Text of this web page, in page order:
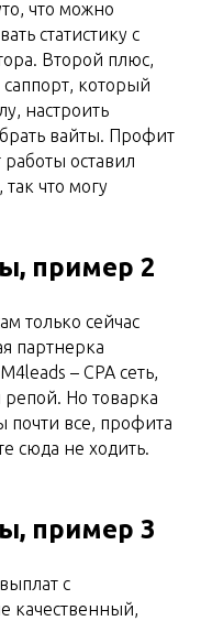
что можно
статистику с
Второй плюс,
который
настроить
вайты. Профит
оставил
что могу
пример 2
только сейчас
партнерка
– СРА сеть,
Но товарка
почти все, профита
сюда не ходить.
пример 3
с
качественный,